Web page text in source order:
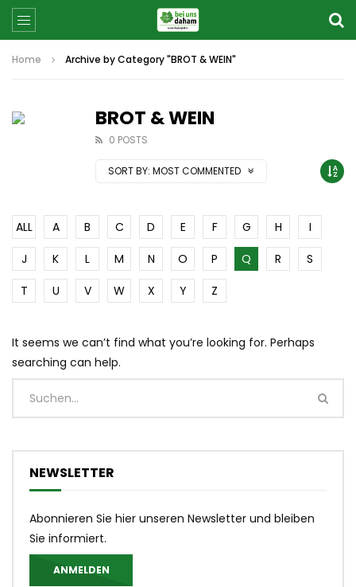
Home Archive by Category "BROT & WEIN"
BROT & WEIN
0 POSTS
SORT BY: MOST COMMENTED
ALL A B C D E F G H
I
J
K L M N O P Q R
S
T
U V W X Y Z
It seems we can’t find what you’re looking for. Perhaps
searching can help.
NEWSLETTER
Abonnieren Sie hier unseren Newsletter und bleiben
Sie informiert.
ANMELDEN